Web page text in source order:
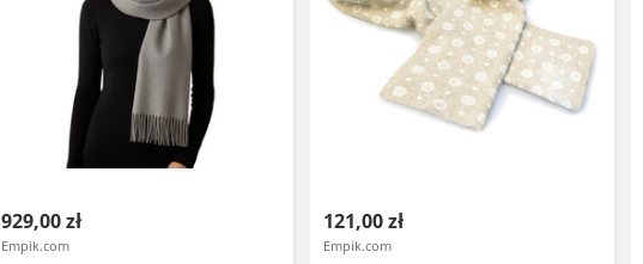
929,00 zł
Empik.com
121,00 zł
Empik.com